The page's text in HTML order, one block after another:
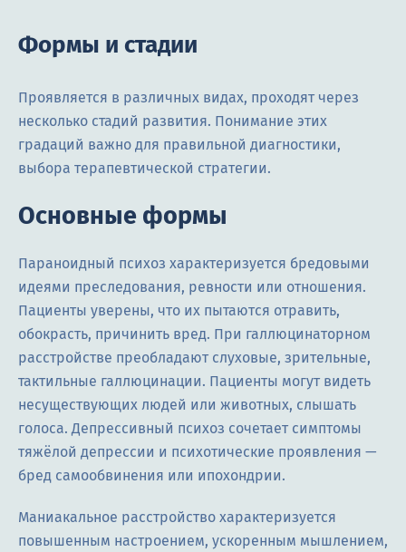
Формы и стадии
Проявляется в различных видах, проходят через
несколько стадий развития. Понимание этих
градаций важно для правильной диагностики,
выбора терапевтической стратегии.
Основные формы
Параноидный психоз характеризуется бредовыми
идеями преследования, ревности или отношения.
Пациенты уверены, что их пытаются отравить,
обокрасть, причинить вред. При галлюцинаторном
расстройстве преобладают слуховые, зрительные,
тактильные галлюцинации. Пациенты могут видеть
несуществующих людей или животных, слышать
голоса. Депрессивный психоз сочетает симптомы
тяжёлой депрессии и психотические проявления —
бред самообвинения или ипохондрии.
Маниакальное расстройство характеризуется
повышенным настроением, ускоренным мышлением,